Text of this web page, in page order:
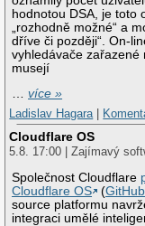
hodnotou DSA, je toto
„rozhodně možné“ a
dříve či později“. On-
vyhledávače zařazené
musejí
…více »
Ladislav Hagara
Cloudflare OS
5.8. 17:00 | Zajímavý
Společnost Cloudflare
Cloudflare OS
(GitHub
source platformu
integraci umělé